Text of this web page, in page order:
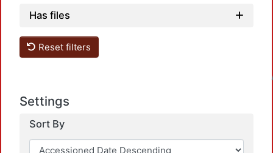
Has files
Reset filters
Settings
Sort By